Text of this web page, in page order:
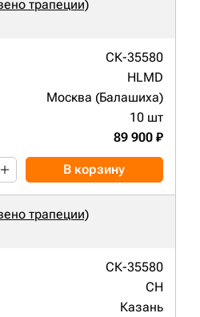
трапеции)
СК-35580
HLMD
Москва (Балашиха)
10 шт
89 900 ₽
В корзину
трапеции)
СК-35580
CH
Казань